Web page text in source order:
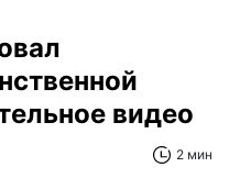
видео
2 мин